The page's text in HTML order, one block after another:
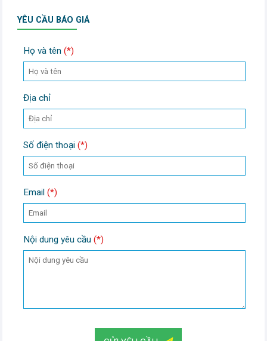
YÊU CẦU BÁO GIÁ
Họ và tên (*)
Địa chỉ
Số điện thoại (*)
Email (*)
Nội dung yêu cầu (*)